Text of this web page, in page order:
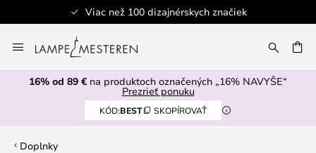
Viac než 100 dizajnérskych značiek
to
Content
16% od 89 € na produktoch označených „16% NAVYŠE“
Prezrieť ponuku
KÓD:BEST SKOPÍROVAŤ
Doplnky